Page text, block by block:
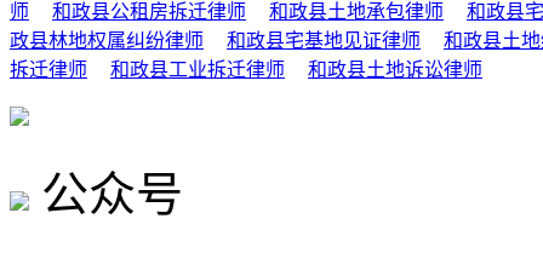
师 和政县公租房拆迁律师 和政县土地承包律师
和政县
政县林地权属纠纷律师
和政县宅基地见证律师
和政县土
拆迁律师
和政县工业拆迁律师 和政县土地诉讼律师
公众号